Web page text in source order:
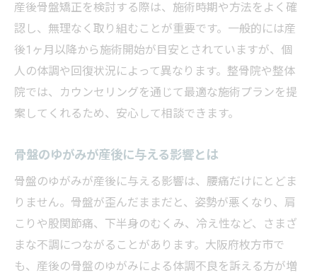
産後骨盤矯正を検討する際は、施術時期や方法をよく確
認し、無理なく取り組むことが重要です。一般的には産
後1ヶ月以降から施術開始が目安とされていますが、個
人の体調や回復状況によって異なります。整骨院や整体
院では、カウンセリングを通じて最適な施術プランを提
案してくれるため、安心して相談できます。
骨盤のゆがみが産後に与える影響とは
骨盤のゆがみが産後に与える影響は、腰痛だけにとどま
りません。骨盤が歪んだままだと、姿勢が悪くなり、肩
こりや股関節痛、下半身のむくみ、冷え性など、さまざ
まな不調につながることがあります。大阪府枚方市で
も、産後の骨盤のゆがみによる体調不良を訴える方が増